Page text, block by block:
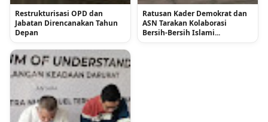
Restrukturisasi OPD dan
Jabatan Direncanakan Tahun
Depan
Ratusan Kader Demokrat dan
ASN Tarakan Kolaborasi
Bersih-Bersih Islami...